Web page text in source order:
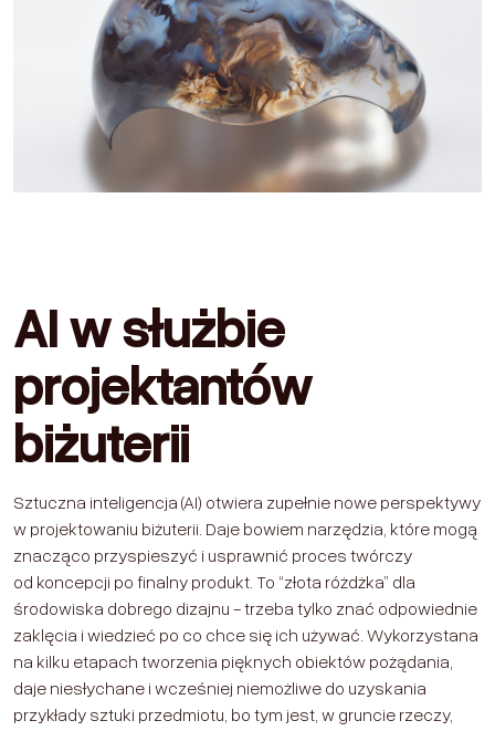
AI w służbie
projektantów
biżuterii
Sztuczna inteligencja (AI) otwiera zupełnie nowe perspektywy
w projektowaniu biżuterii. Daje bowiem narzędzia, które mogą
znacząco przyspieszyć i usprawnić proces twórczy
od koncepcji po finalny produkt. To “złota różdżka” dla
środowiska dobrego dizajnu - trzeba tylko znać odpowiednie
zaklęcia i wiedzieć po co chce się ich używać. Wykorzystana
na kilku etapach tworzenia pięknych obiektów pożądania,
daje niesłychane i wcześniej niemożliwe do uzyskania
przykłady sztuki przedmiotu, bo tym jest, w gruncie rzeczy,